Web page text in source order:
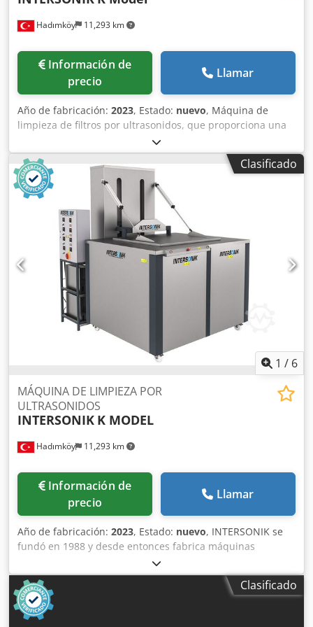
Hadımköy 11,293 km
Información de
precio
Llamar
Año de fabricación: 2023, Estado: nuevo, Máquina de
limpieza de filtros por ultrasonidos, que proporciona una
limpieza perfecta para cualquier tipo de filtro. El método
más fácil, seguro y rápido para limpiar sus filtros. Diseño
personalizado para la capacidad del depósito y el tamaño
de la cesta. Construida con acero inoxidable AISI 304
(también disponible AISI 316 bajo pedido). Crodpfx Aled
Izzzefef Temporizador para la potencia de los ultrasonidos.
Llenado/vaciado automático o manual de líquidos.
Calentamiento eléctrico con resistencias. Potencia de
ultrasonidos de 28 kHz. Disponibles numerosos extras y
opciones. Máquina de limpieza de filtros por ultrasonidos.
No dude en ponerse en contacto con nosotros para
obtener más información.
Clasificado
1 / 6
Hadımköy 11,293 km
MÁQUINA DE LIMPIEZA POR
ULTRASONIDOS
INTERSONIK K MODEL
Información de
precio
Llamar
Año de fabricación: 2023, Estado: nuevo, INTERSONIK se
fundó en 1988 y desde entonces fabrica máquinas
industriales de limpieza, tanto del tipo ultrasónico como
del tipo por pulverización. INTERSONIK siempre mantiene
altos estándares y se esfuerza por ofrecer a sus clientes
productos sólidos y duraderos. Las máquinas de lavado
ultrasónicas se diseñan y fabrican con los 30 años de
Clasificado